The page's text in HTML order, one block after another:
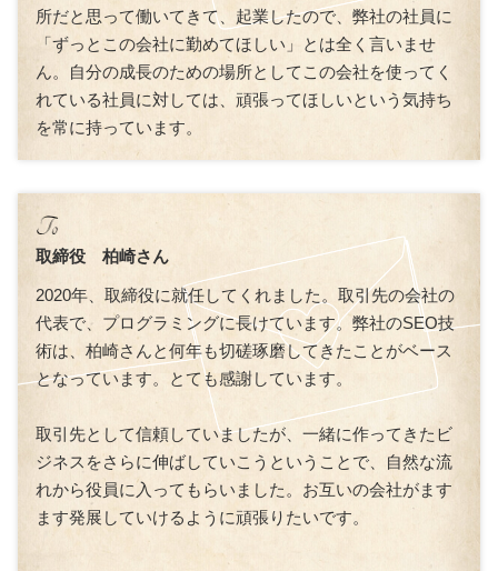
所だと思って働いてきて、起業したので、弊社の社員に
「ずっとこの会社に勤めてほしい」とは全く言いませ
ん。自分の成長のための場所としてこの会社を使ってく
れている社員に対しては、頑張ってほしいという気持ち
を常に持っています。
取締役 柏崎さん
2020年、取締役に就任してくれました。取引先の会社の
代表で、プログラミングに長けています。弊社のSEO技
術は、柏崎さんと何年も切磋琢磨してきたことがベース
となっています。とても感謝しています。
取引先として信頼していましたが、一緒に作ってきたビ
ジネスをさらに伸ばしていこうということで、自然な流
れから役員に入ってもらいました。お互いの会社がます
ます発展していけるように頑張りたいです。